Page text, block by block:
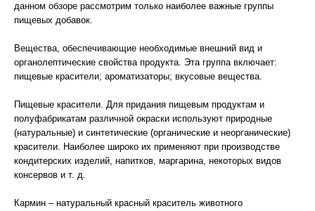
данном обзоре рассмотрим только наиболее важные группы
пищевых добавок.
Вещества, обеспечивающие необходимые внешний вид и
органолептические свойства продукта. Эта группа включает:
пищевые красители; ароматизаторы; вкусовые вещества.
Пищевые красители. Для придания пищевым продуктам и
полуфабрикатам различной окраски используют природные
(натуральные) и синтетические (органические и неорганические)
красители. Наиболее широко их применяют при производстве
кондитерских изделий, напитков, маргарина, некоторых видов
консервов и т. д.
Кармин – натуральный красный краситель животного